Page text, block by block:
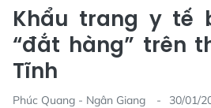
Khẩu trang y tế
“đắt hàng” trên
Tĩnh
Phúc Quang - Ngân Giang
30/01/